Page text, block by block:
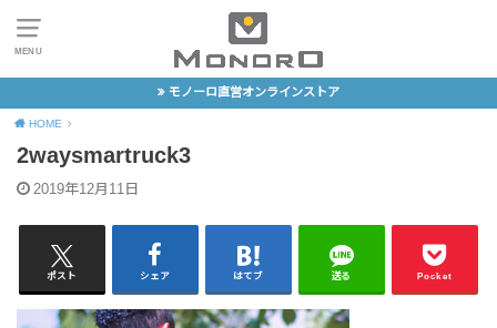
MENU
モノーロ直営オンラインストア
HOME
2waysmartruck3
2019年12月11日
ポスト シェア はてブ 送る Pocket